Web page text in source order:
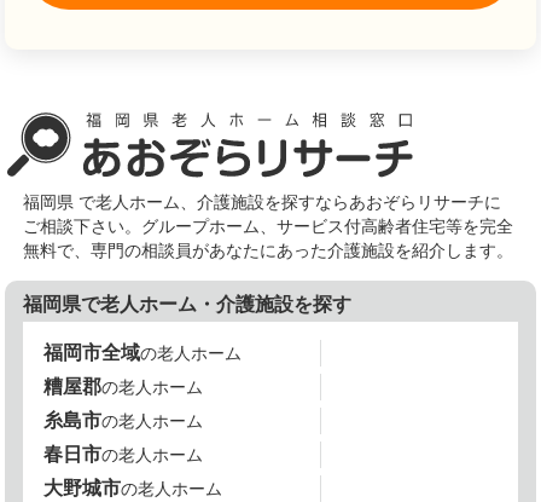
福岡県 で老人ホーム、介護施設を探すならあおぞらリサーチに
ご相談下さい。グループホーム、サービス付高齢者住宅等を完全
無料で、専門の相談員があなたにあった介護施設を紹介します。
福岡県で老人ホーム・介護施設を探す
福岡市全域の老人ホーム
糟屋郡の老人ホーム
糸島市の老人ホーム
春日市の老人ホーム
大野城市の老人ホーム